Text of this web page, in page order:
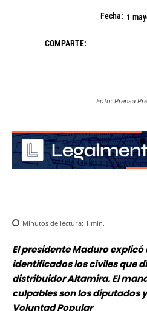
Fecha: 1
COMPARTE:
Foto: Prensa
Minutos de lectura: 1 min.
El presidente Maduro explicó
identificados los civiles que
distribuidor Altamira. El
culpables son los diputados
Voluntad Popular